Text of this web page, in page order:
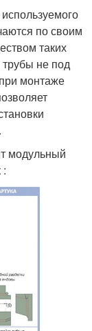
по своим
таких
трубы не под
монтаже
модульный
: